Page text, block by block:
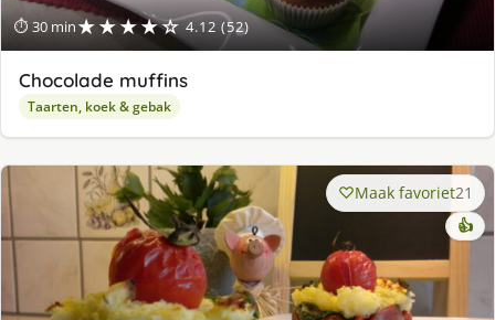
⏱ 30 min★★★★☆ 4.12 (52)
Chocolade muffins
Taarten, koek & gebak
Maak favoriet21
👍